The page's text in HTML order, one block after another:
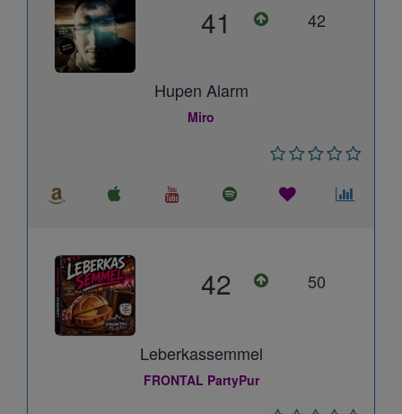
41 42
Hupen Alarm
Miro
42 50
Leberkassemmel
FRONTAL PartyPur